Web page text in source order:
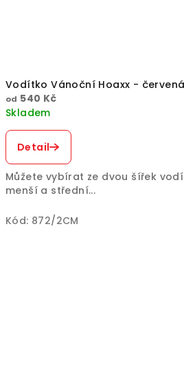
Vodítko Vánoční Hoaxx - červená
od 540 Kč
Skladem
Detail
Můžete vybírat ze dvou šířek
menší a střední...
Kód: 872/2CM